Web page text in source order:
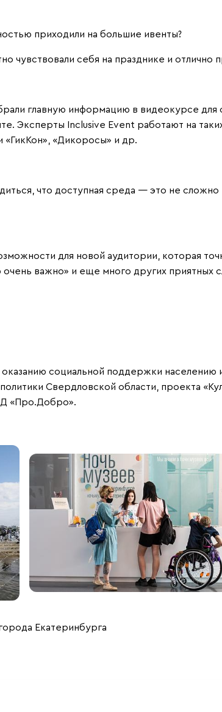
приходили на большие ивенты?
чувствовали себя на празднике и отлично
главную информацию в видеокурсе для
Эксперты Inclusive Event работают на
«ГикКон» «Дикоросы» и др.
что доступная среда — это не сложно
для новой аудитории, которая
очень важно» и еще много других приятных
социальной поддержки
Свердловской области, проекта
«Про.Добро».
Екатеринбурга